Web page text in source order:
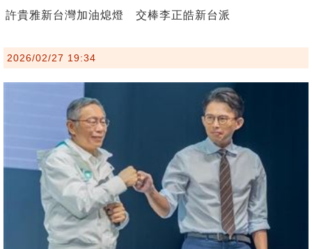
許貴雅新台灣加油熄燈 交棒李正皓新台派
2026/02/27 19:34